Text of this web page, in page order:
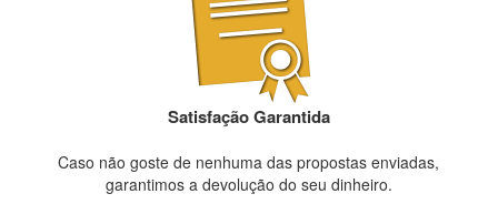
Satisfação Garantida
Caso não goste de nenhuma das propostas enviadas,
garantimos a devolução do seu dinheiro.